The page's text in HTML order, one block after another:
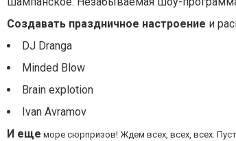
Создавать праздничное настроение и
DJ Dranga
Minded Blow
Brain explotion
Ivan Avramov
И еще море сюрпризов! Ждем всех, всех, всех.